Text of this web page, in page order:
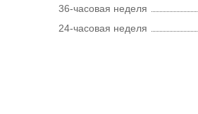
36-часовая неделя
24-часовая неделя